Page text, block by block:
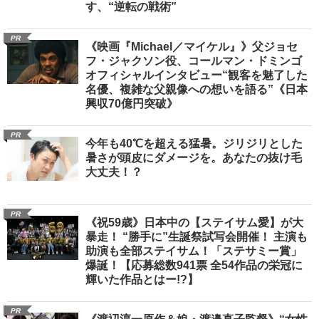
す、“逆転の戦術”
PR
《映画『Michael／マイケル』》父ジョセ
フ・ジャクソン役、コールマン・ドミンゴ
オフィシャルインタビュー“観客を魅了した
名優、複雑な父親像への想いを語る”《日本
興収70億円突破》
PR
今年も40℃を超える猛暑。ジリジリとした
暑さが頭皮にダメージを。あなたの抜け毛
大丈夫！？
PR
《祝59歳》日本中の【ステイサム愛】が大
暴走！ “勝手に”生誕祭試写会開催！ 主演も
助演も全部ステイサム！「ステサミー賞」
爆誕！【応募総数941票 全54作品の栄冠に
輝いた作品とはー!?】
PR